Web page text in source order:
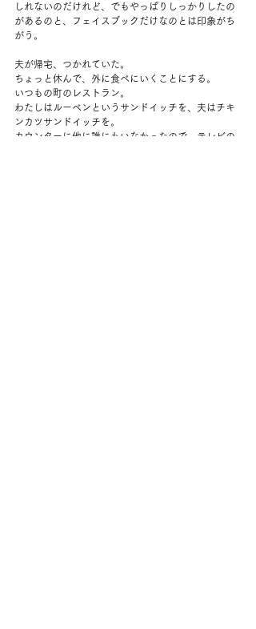
しれないのだけれど、でもやっぱりしっかりしたの
があるのと、フェイスブックだけなのとは印象がち
がう。
夫が帰宅、つかれていた。
ちょっと休んで、外に食べにいくことにする。
いつもの町のレストラン。
わたしはルーベンというサンドイッチを、夫はチキ
ンカツサンドイッチを。
カウンターに他に誰にもいなかったので、テレビの